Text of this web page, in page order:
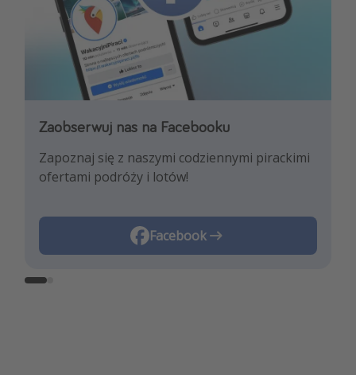
Zaobserwuj nas na Facebooku
Zapoznaj się z naszymi codziennymi pirackimi
ofertami podróży i lotów!
Facebook
Zaobserwuj nas na Instagramie
Pozwól nam zainspirować Cię najnowszymi
trendami i najlepszymi ofertami
Instagram